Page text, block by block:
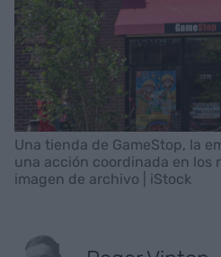
Una tienda de GameStop, la
una acción coordinada en los
imagen de archivo | iStock